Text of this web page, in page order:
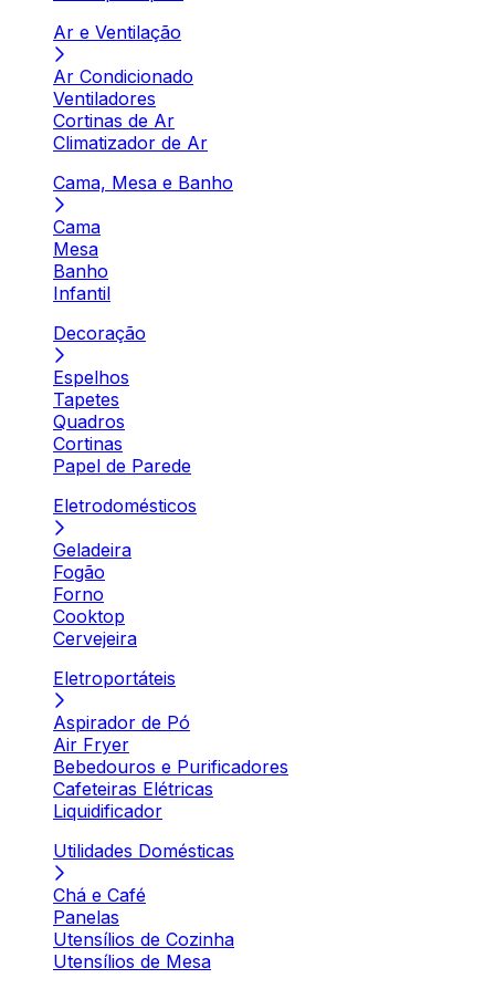
Ar e Ventilação
Ar Condicionado
Ventiladores
Cortinas de Ar
Climatizador de Ar
Cama, Mesa e Banho
Cama
Mesa
Banho
Infantil
Decoração
Espelhos
Tapetes
Quadros
Cortinas
Papel de Parede
Eletrodomésticos
Geladeira
Fogão
Forno
Cooktop
Cervejeira
Eletroportáteis
Aspirador de Pó
Air Fryer
Bebedouros e Purificadores
Cafeteiras Elétricas
Liquidificador
Utilidades Domésticas
Chá e Café
Panelas
Utensílios de Cozinha
Utensílios de Mesa